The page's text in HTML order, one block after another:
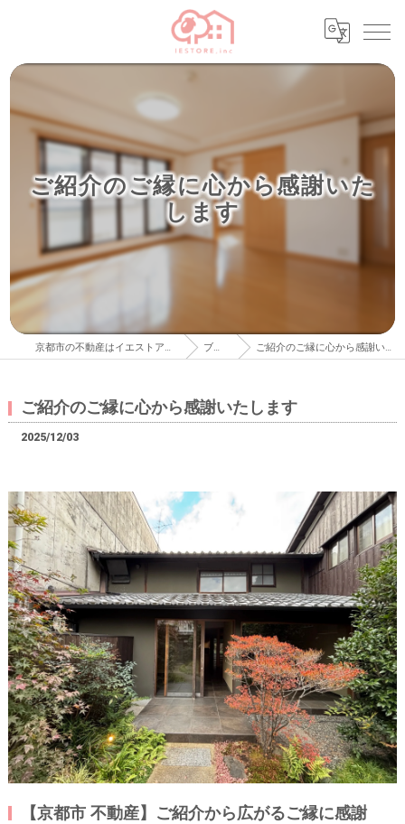
ご紹介のご縁に心から感謝いた
します
京都市の不動産はイエストア株式会社 ブログ ご紹介のご縁に心から感謝いたします
ご紹介のご縁に心から感謝いたします
2025/12/03
【京都市 不動産】ご紹介から広がるご縁に感謝